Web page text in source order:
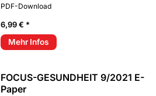
PDF-Download
6,99 € *
Mehr Infos
FOCUS-GESUNDHEIT 9/2021 E-
Paper